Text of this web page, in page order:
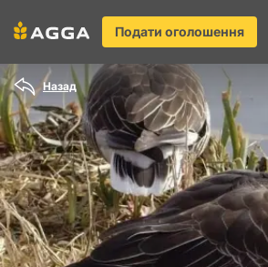
Подати оголошення
Назад